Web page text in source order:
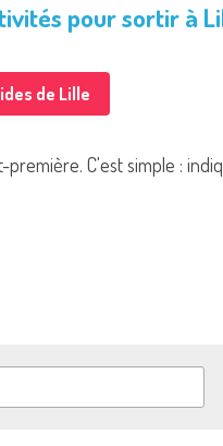
pour sortir à
de Lille
C'est simple :